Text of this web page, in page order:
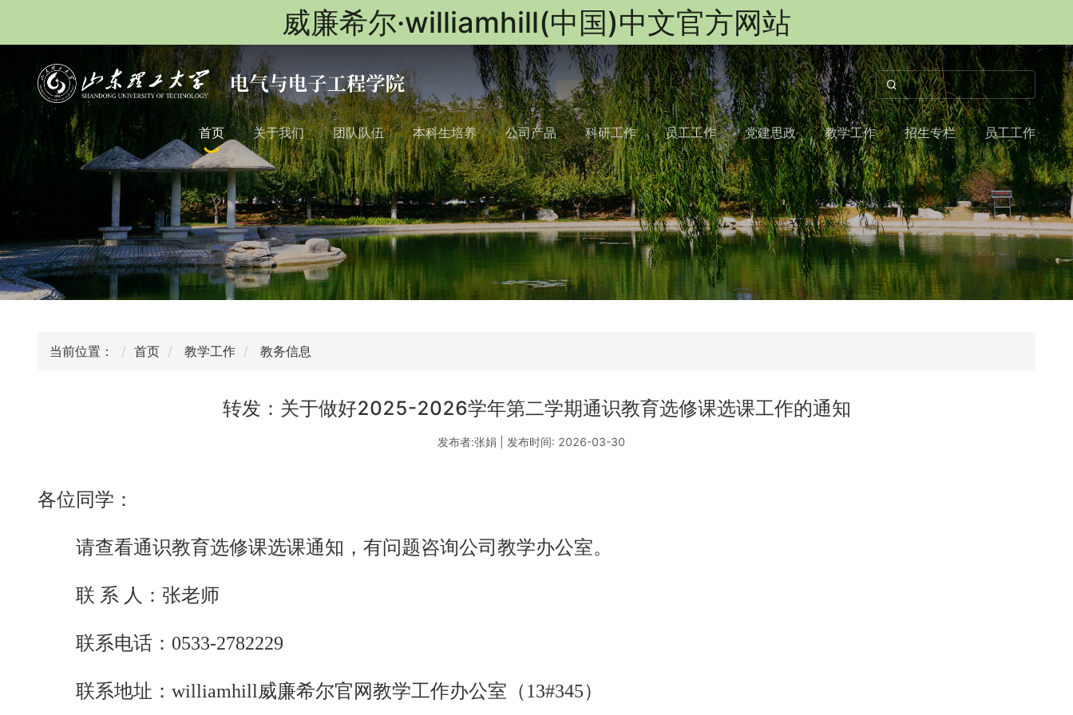
威廉希尔·williamhill(中国)中文官方网站
首页 关于我们 团队队伍 本科生培养 公司产品 科研工作 员工工作 党建思政 教学工作 招生专栏 员工工作
当前位置： 首页 教学工作 教务信息
转发：关于做好2025-2026学年第二学期通识教育选修课选课工作的通知
发布者:张娟 | 发布时间: 2026-03-30
各位同学：
请查看通识教育选修课选课通知，有问题咨询公司教学办公室。
联 系 人：张老师
联系电话：0533-2782229
联系地址：williamhill威廉希尔官网教学工作办公室（13#345）